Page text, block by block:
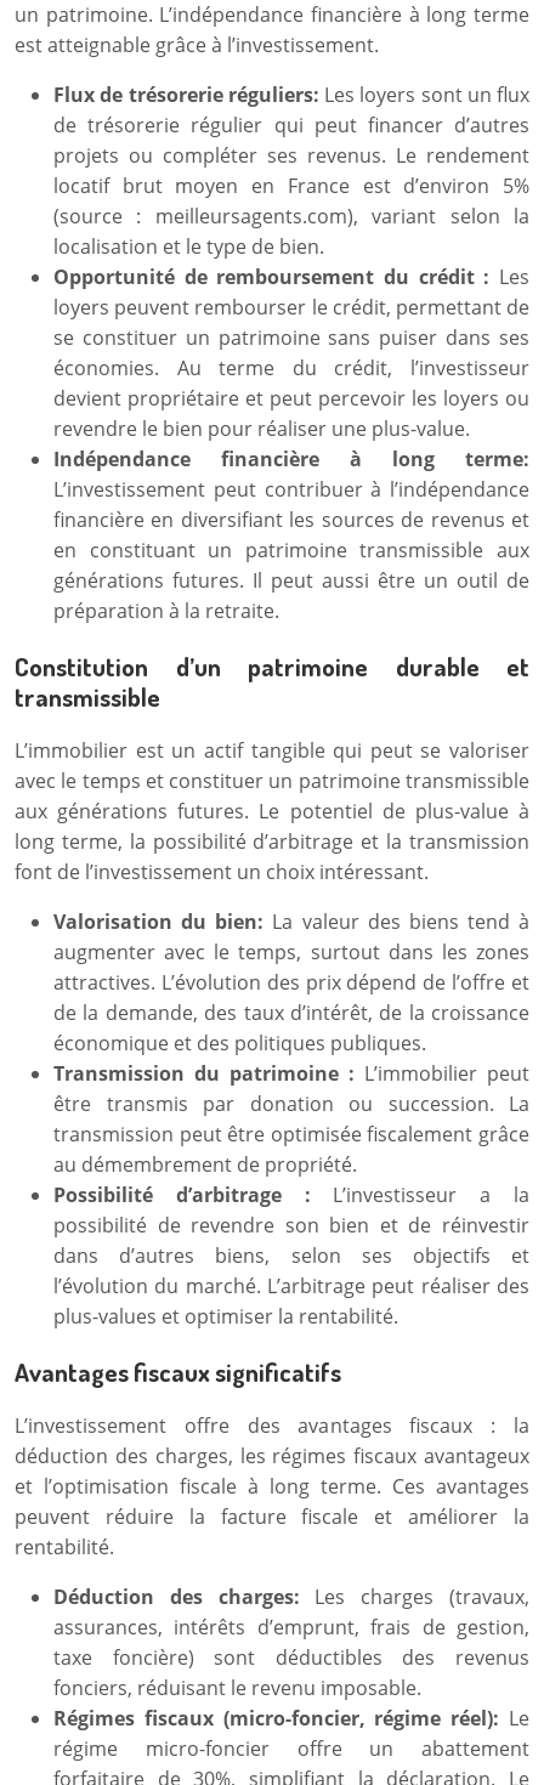
un patrimoine. L’indépendance financière à long terme
est atteignable grâce à l’investissement.
Flux de trésorerie réguliers: Les loyers sont un flux
de trésorerie régulier qui peut financer d’autres
projets ou compléter ses revenus. Le rendement
locatif brut moyen en France est d’environ 5%
(source : meilleursagents.com), variant selon la
localisation et le type de bien.
Opportunité de remboursement du crédit : Les
loyers peuvent rembourser le crédit, permettant de
se constituer un patrimoine sans puiser dans ses
économies. Au terme du crédit, l’investisseur
devient propriétaire et peut percevoir les loyers ou
revendre le bien pour réaliser une plus-value.
Indépendance financière à long terme:
L’investissement peut contribuer à l’indépendance
financière en diversifiant les sources de revenus et
en constituant un patrimoine transmissible aux
générations futures. Il peut aussi être un outil de
préparation à la retraite.
Constitution d’un patrimoine durable et
transmissible
L’immobilier est un actif tangible qui peut se valoriser
avec le temps et constituer un patrimoine transmissible
aux générations futures. Le potentiel de plus-value à
long terme, la possibilité d’arbitrage et la transmission
font de l’investissement un choix intéressant.
Valorisation du bien: La valeur des biens tend à
augmenter avec le temps, surtout dans les zones
attractives. L’évolution des prix dépend de l’offre et
de la demande, des taux d’intérêt, de la croissance
économique et des politiques publiques.
Transmission du patrimoine : L’immobilier peut
être transmis par donation ou succession. La
transmission peut être optimisée fiscalement grâce
au démembrement de propriété.
Possibilité d’arbitrage : L’investisseur a la
possibilité de revendre son bien et de réinvestir
dans d’autres biens, selon ses objectifs et
l’évolution du marché. L’arbitrage peut réaliser des
plus-values et optimiser la rentabilité.
Avantages fiscaux significatifs
L’investissement offre des avantages fiscaux : la
déduction des charges, les régimes fiscaux avantageux
et l’optimisation fiscale à long terme. Ces avantages
peuvent réduire la facture fiscale et améliorer la
rentabilité.
Déduction des charges: Les charges (travaux,
assurances, intérêts d’emprunt, frais de gestion,
taxe foncière) sont déductibles des revenus
fonciers, réduisant le revenu imposable.
Régimes fiscaux (micro-foncier, régime réel): Le
régime micro-foncier offre un abattement
forfaitaire de 30%, simplifiant la déclaration. Le